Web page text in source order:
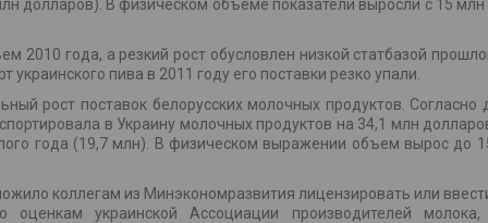
долларов). В физическом объеме показатели выросли с 15 млн
2010 года, а резкий рост обусловлен низкой статбазой
пива в 2011 году его поставки резко упали.
рост поставок белорусских молочных продуктов. Согласно
в Украину молочных продуктов на 34,1 млн
года (19,7 млн). В физическом выражении объем вырос до
коллегам из Минэкономразвития лицензировать или
украинской Ассоциации производителей